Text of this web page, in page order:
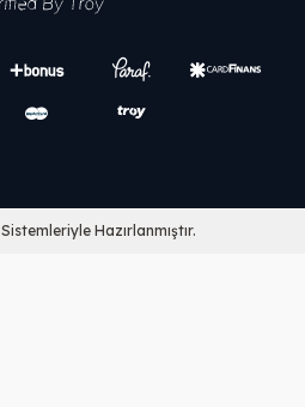
Sistemleriyle Hazırlanmıştır.